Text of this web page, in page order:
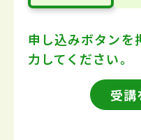
申し込みボタンを
力してください。
受講